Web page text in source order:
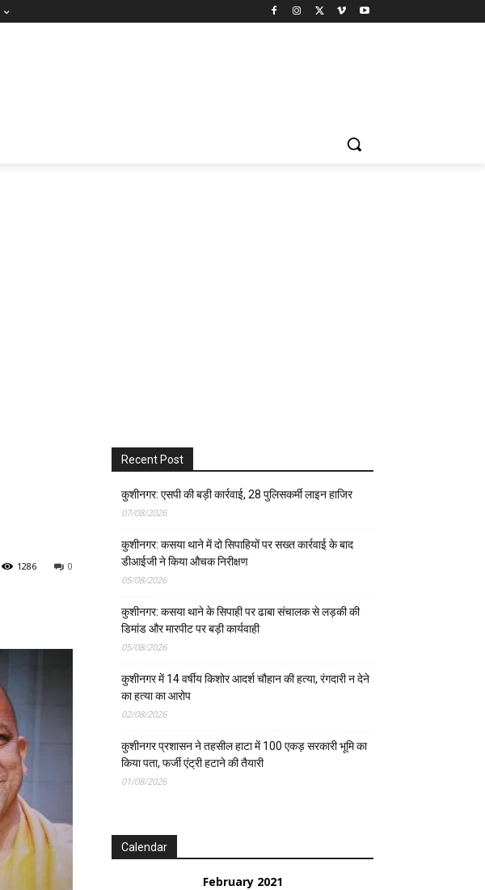
0
1286
Recent Post
कुशीनगर: एसपी की बड़ी कार्रवाई, 28 पुलिसकर्मी लाइन हाजिर
07/08/2026
कुशीनगर: कसया थाने में दो सिपाहियों पर सख्त कार्रवाई के बाद
डीआईजी ने किया औचक निरीक्षण
05/08/2026
कुशीनगर: कसया थाने के सिपाही पर ढाबा संचालक से लड़की की
डिमांड और मारपीट पर बड़ी कार्यवाही
05/08/2026
कुशीनगर में 14 वर्षीय किशोर आदर्श चौहान की हत्या, रंगदारी न देने
का हत्या का आरोप
02/08/2026
कुशीनगर प्रशासन ने तहसील हाटा में 100 एकड़ सरकारी भूमि का
किया पता, फर्जी एंट्री हटाने की तैयारी
01/08/2026
Calendar
February 2021